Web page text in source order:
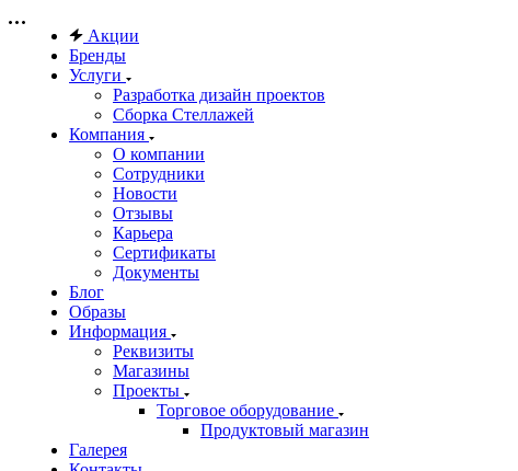
Акции
Бренды
Услуги
Разработка дизайн проектов
Сборка Стеллажей
Компания
О компании
Сотрудники
Новости
Отзывы
Карьера
Сертификаты
Документы
Блог
Образы
Информация
Реквизиты
Магазины
Проекты
Торговое оборудование
Продуктовый магазин
Галерея